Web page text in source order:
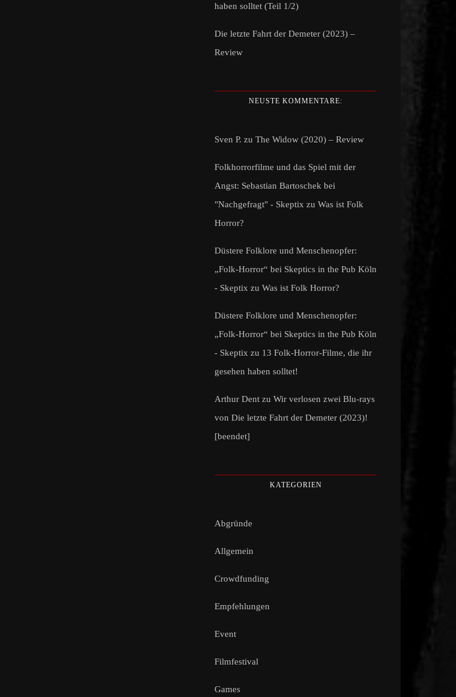
haben solltet (Teil 1/2)
Die letzte Fahrt der Demeter (2023) –
Review
NEUSTE KOMMENTARE:
Sven P. zu The Widow (2020) – Review
Folkhorrorfilme und das Spiel mit der
Angst: Sebastian Bartoschek bei
"Nachgefragt" - Skeptix zu Was ist Folk
Horror?
Düstere Folklore und Menschenopfer:
„Folk-Horror“ bei Skeptics in the Pub Köln
- Skeptix zu Was ist Folk Horror?
Düstere Folklore und Menschenopfer:
„Folk-Horror“ bei Skeptics in the Pub Köln
- Skeptix zu 13 Folk-Horror-Filme, die ihr
gesehen haben solltet!
Arthur Dent zu Wir verlosen zwei Blu-rays
von Die letzte Fahrt der Demeter (2023)!
[beendet]
KATEGORIEN
Abgründe
Allgemein
Crowdfunding
Empfehlungen
Event
Filmfestival
Games